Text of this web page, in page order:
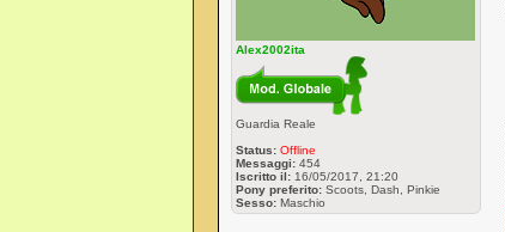
Alex2002ita
Guardia Reale
Status: Offline
Messaggi: 454
Iscritto il: 16/05/2017, 21:20
Pony preferito: Scoots, Dash, Pinkie
Sesso: Maschio